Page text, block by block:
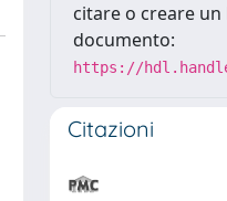
citare o creare
documento:
https://
Citazioni